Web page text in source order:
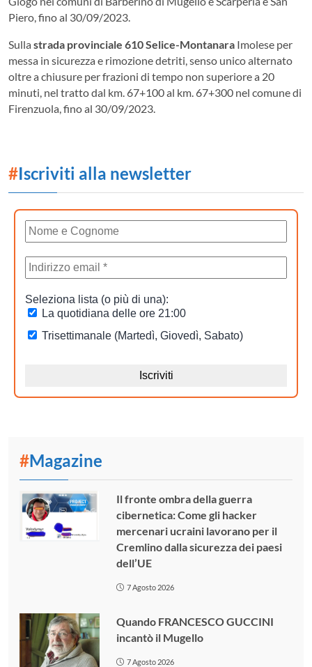
Piero, fino al 30/09/2023.
Sulla strada provinciale 610 Selice-Montanara Imolese per
messa in sicurezza e rimozione detriti, senso unico alternato
oltre a chiusure per frazioni di tempo non superiore a 20
minuti, nel tratto dal km. 67+100 al km. 67+300 nel comune di
Firenzuola, fino al 30/09/2023.
#Iscriviti alla newsletter
#Magazine
Il fronte ombra della guerra
cibernetica: Come gli hacker
mercenari ucraini lavorano per il
Cremlino dalla sicurezza dei paesi
dell’UE
7 Agosto 2026
Quando FRANCESCO GUCCINI
incantò il Mugello
7 Agosto 2026